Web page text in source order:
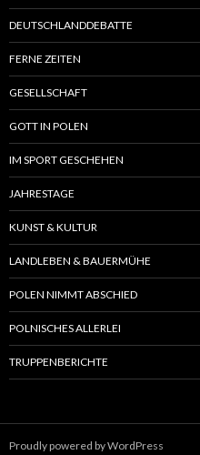
DEUTSCHLANDDEBATTE
FERNE ZEITEN
GESELLSCHAFT
GOTT IN POLEN
IM SPORT GESCHEHEN
JAHRESTAGE
KUNST & KULTUR
LANDLEBEN & BAUERMÜHE
POLEN NIMMT ABSCHIED
POLNISCHES ALLERLEI
TRUPPENBERICHTE
Proudly powered by WordPress